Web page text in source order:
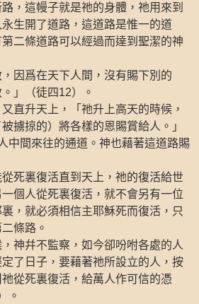
，這幔子就是祂的身體，祂用來到
生開了道路，這道路是惟一的道
二條道路可以經過而達到聖潔的神
，因爲在天下人間，沒有賜下別的
」（徒四12）。
直升天上，「祂升上高天的時候，
擄掠的）將各樣的恩賜賞給人。」
中間來往的通道。神也藉著這道路賜
死裏復活直到天上，祂的復活給世
個人從死裏復活，就不會另有一位
，就必須相信主耶穌死而復活，只
條路。
，神幷不監察，如今卻吩咐各處的人
了日子，要藉著祂所設立的人，按
從死裏復活，給萬人作可信的憑
。